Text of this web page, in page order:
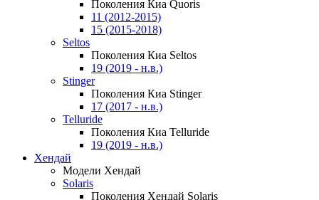
Поколения Киа Quoris
11 (2012-2015)
15 (2015-2018)
Seltos
Поколения Киа Seltos
19 (2019 - н.в.)
Stinger
Поколения Киа Stinger
17 (2017 - н.в.)
Telluride
Поколения Киа Telluride
19 (2019 - н.в.)
Хендай
Модели Хендай
Solaris
Поколения Хендай Solaris